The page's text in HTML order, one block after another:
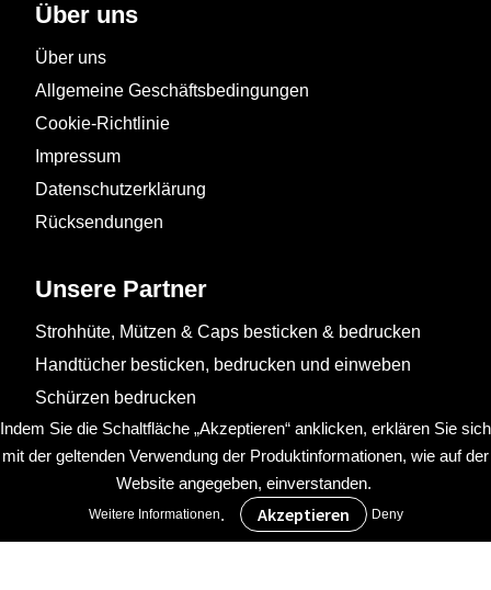
Über uns
Über uns
Allgemeine Geschäftsbedingungen
Cookie-Richtlinie
Impressum
Datenschutzerklärung
Rücksendungen
Unsere Partner
Strohhüte, Mützen & Caps besticken & bedrucken
Handtücher besticken, bedrucken und einweben
Schürzen bedrucken
Indem Sie die Schaltfläche „Akzeptieren“ anklicken, erklären Sie sich
mit der geltenden Verwendung der Produktinformationen, wie auf der
Website angegeben, einverstanden.
Weitere Informationen. Deny